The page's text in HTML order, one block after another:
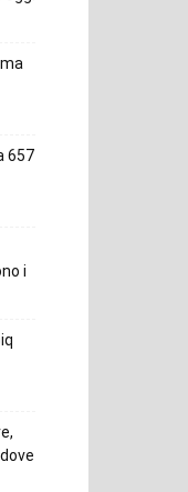
657
i